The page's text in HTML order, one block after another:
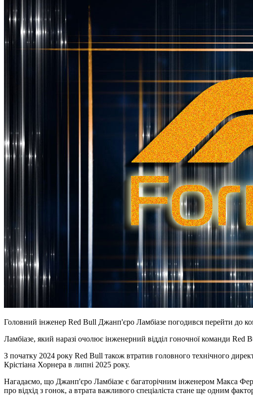
Головний інженер Red Bull Джанп'єро Ламбіазе погодився перейти до
Ламбіазе, який наразі очолює інженерний відділ гоночної команди
З початку 2024 року Red Bull також втратив головного технічного
Крістіана Хорнера в липні 2025 року.
Нагадаємо, що Джанп'єро Ламбіазе є багаторічним інженером Макса
про відхід з гонок, а втрата важливого спеціаліста стане ще одним